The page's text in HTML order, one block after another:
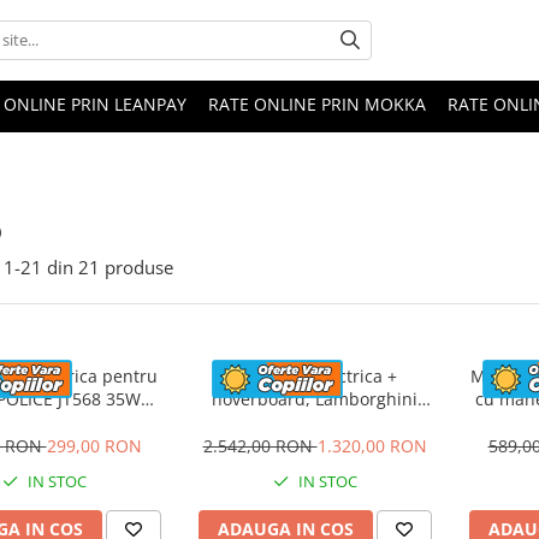
ONLINE PRIN LEANPAY RATE ONLINE PRIN MOKKA RATE
1-21 din 21 produse
electrica pentru
JT568 35W
RON299,00 RON
IN STOC
IN COS
Masinuta electrica +
hoverboard, Lamborghini
premium, Rosu
2.542,00 RON1.320,00 RON
IN STOC
ADAUGA IN COS
cu